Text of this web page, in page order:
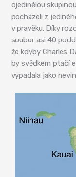
ojedinělou
pocházeli z
v pravěku. Díky
soubor asi 40
že kdyby Charles
by svědkem ptačí
vypadala jako